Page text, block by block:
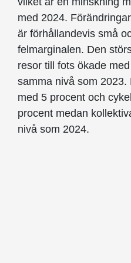
med 2024.
är förhållandevis små
felmarginalen. Den
resor till fots ökade
samma nivå som
med 5 procent och
procent medan
nivå som 2024.